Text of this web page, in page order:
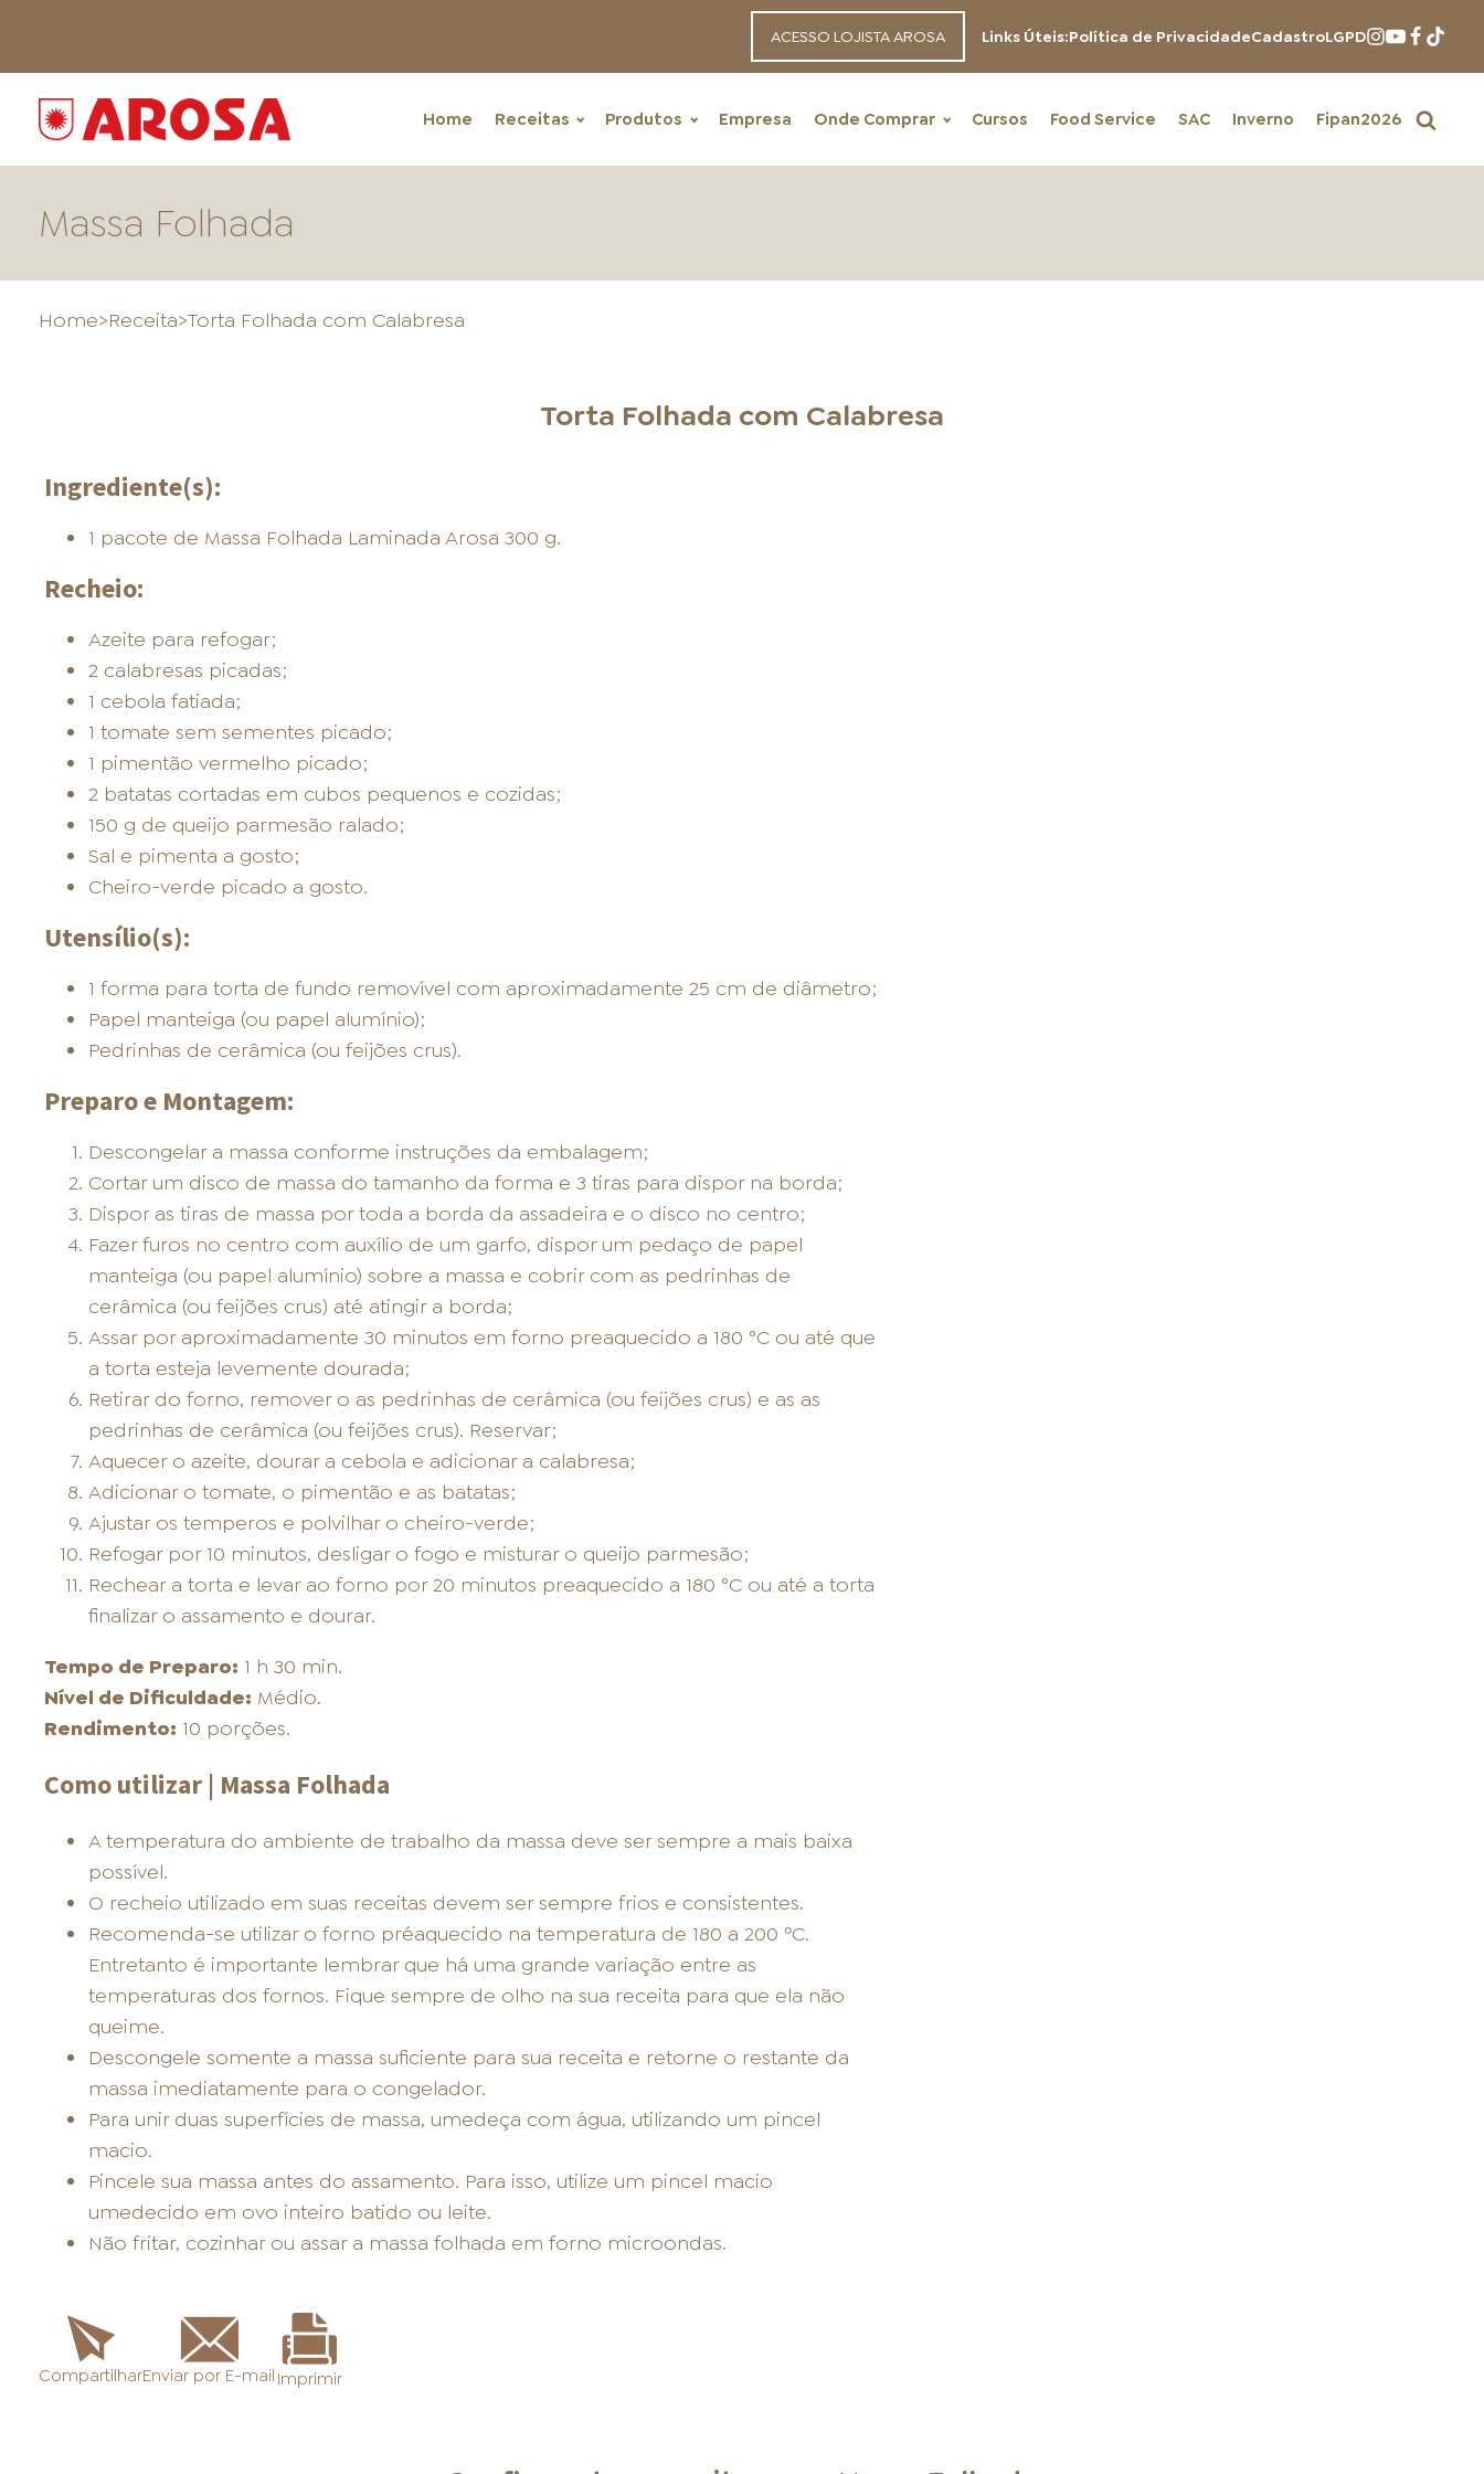
ACESSO LOJISTA AROSA Links Úteis:Política de PrivacidadeCadastroLGPD
Home Receitas Produtos Empresa Onde Comprar Cursos Food Service SAC Inverno Fipan2026
HOME
ONDE COMPRAR
FOOD SERVICE
INVERNO
Massa Folhada
Home>Receita>Torta Folhada com Calabresa
Torta Folhada com Calabresa
Ingrediente(s):
1 pacote de Massa Folhada Laminada Arosa 300 g.
Recheio:
Azeite para refogar;
2 calabresas picadas;
1 cebola fatiada;
1 tomate sem sementes picado;
1 pimentão vermelho picado;
2 batatas cortadas em cubos pequenos e cozidas;
150 g de queijo parmesão ralado;
Sal e pimenta a gosto;
Cheiro-verde picado a gosto.
Utensílio(s):
1 forma para torta de fundo removível com aproximadamente 25 cm de diâmetro;
Papel manteiga (ou papel alumínio);
Pedrinhas de cerâmica (ou feijões crus).
Preparo e Montagem:
Descongelar a massa conforme instruções da embalagem;
Cortar um disco de massa do tamanho da forma e 3 tiras para dispor na borda;
Dispor as tiras de massa por toda a borda da assadeira e o disco no centro;
Fazer furos no centro com auxílio de um garfo, dispor um pedaço de papel
manteiga (ou papel alumínio) sobre a massa e cobrir com as pedrinhas de
cerâmica (ou feijões crus) até atingir a borda;
Assar por aproximadamente 30 minutos em forno preaquecido a 180 °C ou até que
a torta esteja levemente dourada;
Retirar do forno, remover o as pedrinhas de cerâmica (ou feijões crus) e as as
pedrinhas de cerâmica (ou feijões crus). Reservar;
Aquecer o azeite, dourar a cebola e adicionar a calabresa;
Adicionar o tomate, o pimentão e as batatas;
Ajustar os temperos e polvilhar o cheiro-verde;
Refogar por 10 minutos, desligar o fogo e misturar o queijo parmesão;
Rechear a torta e levar ao forno por 20 minutos preaquecido a 180 °C ou até a torta
finalizar o assamento e dourar.
Tempo de Preparo: 1 h 30 min.
Nível de Dificuldade: Médio.
Rendimento: 10 porções.
Como utilizar | Massa Folhada
A temperatura do ambiente de trabalho da massa deve ser sempre a mais baixa
possível.
O recheio utilizado em suas receitas devem ser sempre frios e consistentes.
Recomenda-se utilizar o forno préaquecido na temperatura de 180 a 200 ºC.
Entretanto é importante lembrar que há uma grande variação entre as
temperaturas dos fornos. Fique sempre de olho na sua receita para que ela não
queime.
Descongele somente a massa suficiente para sua receita e retorne o restante da
massa imediatamente para o congelador.
Para unir duas superfícies de massa, umedeça com água, utilizando um pincel
macio.
Pincele sua massa antes do assamento. Para isso, utilize um pincel macio
umedecido em ovo inteiro batido ou leite.
Não fritar, cozinhar ou assar a massa folhada em forno microondas.
CompartilharEnviar por E-mail Imprimir